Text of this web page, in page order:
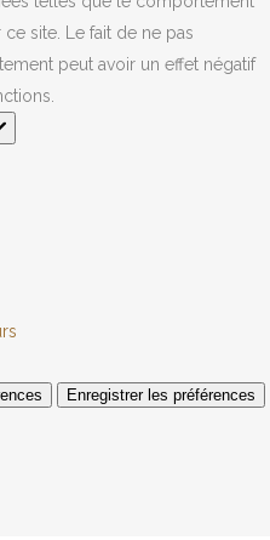
site. Le fait de ne pas
peut avoir un effet négatif
Enregistrer les préférences